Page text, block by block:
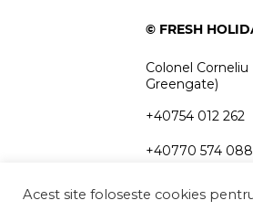
© FRESH
Colonel
Greengate)
+40754 012 262
+40770 574 088
Acest site foloseste cookies